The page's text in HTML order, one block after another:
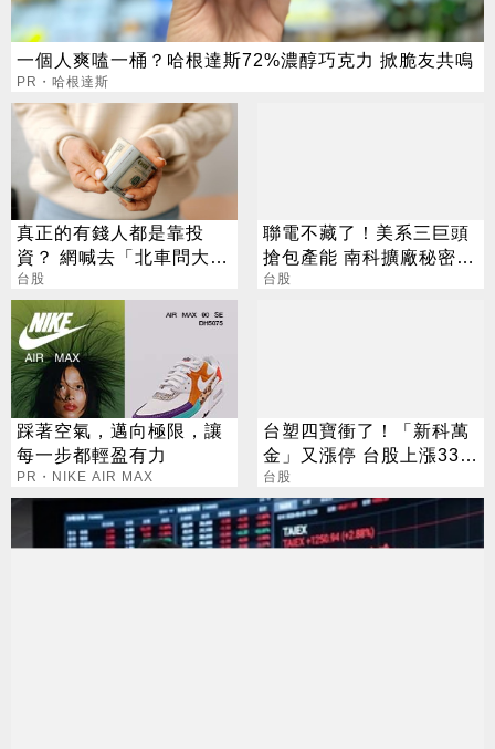
一個人爽嗑一桶？哈根達斯72%濃醇巧克力 掀脆友共鳴
PR・哈根達斯
真正的有錢人都是靠投
資？ 網喊去「北車問大
師」：保證專業
台股
聯電不藏了！美系三巨頭
搶包產能 南科擴廠秘密曝
光
台股
踩著空氣，邁向極限，讓
每一步都輕盈有力
PR・NIKE AIR MAX
台塑四寶衝了！「新科萬
金」又漲停 台股上漲330
點
台股